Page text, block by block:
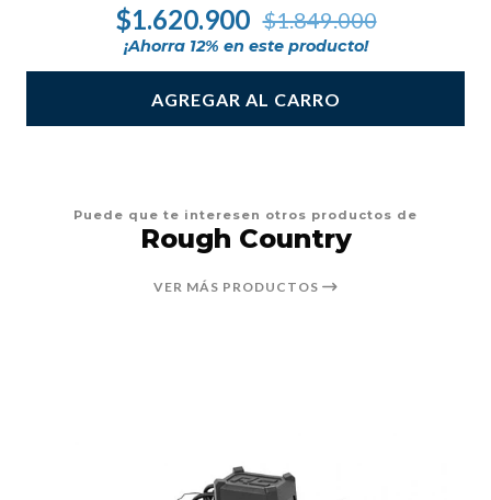
$1.620.900 $1.849.000
¡Ahorra 12% en este producto!
AGREGAR AL CARRO
Puede que te interesen otros productos de
Rough Country
VER MÁS PRODUCTOS